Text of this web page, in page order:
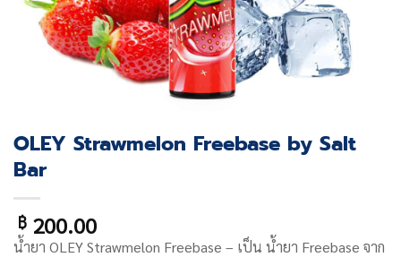
OLEY Strawmelon Freebase by Salt
Bar
฿200.00
น้ำยา OLEY Strawmelon Freebase – เป็น น้ำยา Freebase จาก